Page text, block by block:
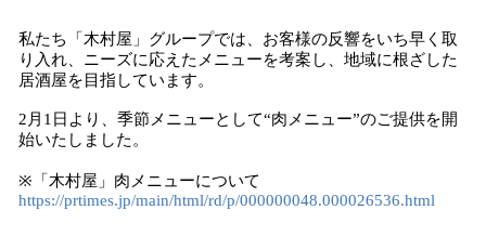
中
で
す
私たち「木村屋」グループでは、お客様の反響をいち早く取
り入れ、ニーズに応えたメニューを考案し、地域に根ざした
居酒屋を目指しています。
2月1日より、季節メニューとして“肉メニュー”のご提供を開
始いたしました。
※「木村屋」肉メニューについて
https://prtimes.jp/main/html/rd/p/000000048.000026536.html